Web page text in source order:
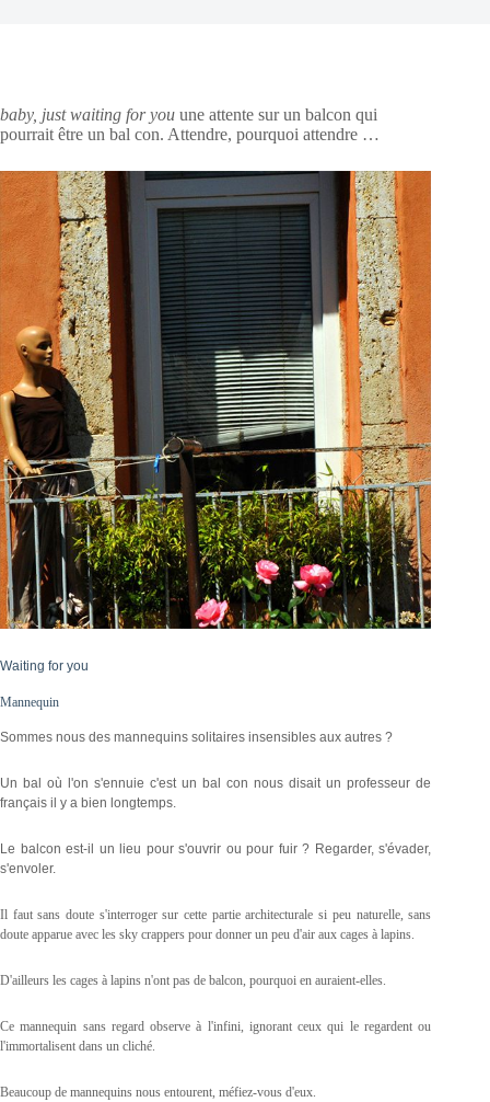
baby, just waiting for you une attente sur un balcon qui
pourrait être un bal con. Attendre, pourquoi attendre …
Waiting for you
Mannequin
Sommes nous des mannequins solitaires insensibles aux autres ?
Un bal où l'on s'ennuie c'est un bal con nous disait un professeur de
français il y a bien longtemps.
Le balcon est-il un lieu pour s'ouvrir ou pour fuir ? Regarder, s'évader,
s'envoler.
Il faut sans doute s'interroger sur cette partie architecturale si peu naturelle, sans
doute apparue avec les sky crappers pour donner un peu d'air aux cages à lapins.
D'ailleurs les cages à lapins n'ont pas de balcon, pourquoi en auraient-elles.
Ce mannequin sans regard observe à l'infini, ignorant ceux qui le regardent ou
l'immortalisent dans un cliché.
Beaucoup de mannequins nous entourent, méfiez-vous d'eux.